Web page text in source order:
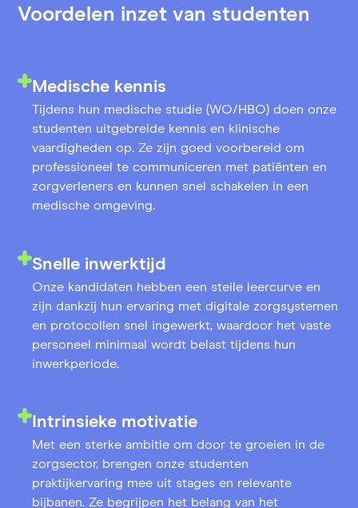
Voordelen inzet van studenten
Medische kennis
Tijdens hun medische studie (WO/HBO) doen onze
studenten uitgebreide kennis en klinische
vaardigheden op. Ze zijn goed voorbereid om
professioneel te communiceren met patiënten en
zorgverleners en kunnen snel schakelen in een
medische omgeving.
Snelle inwerktijd
Onze kandidaten hebben een steile leercurve en
zijn dankzij hun ervaring met digitale zorgsystemen
en protocollen snel ingewerkt, waardoor het vaste
personeel minimaal wordt belast tijdens hun
inwerkperiode.
Intrinsieke motivatie
Met een sterke ambitie om door te groeien in de
zorgsector, brengen onze studenten
praktijkervaring mee uit stages en relevante
bijbanen. Ze begrijpen het belang van het